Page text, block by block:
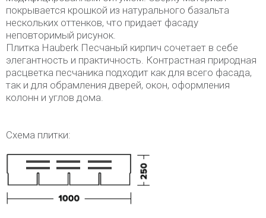
покрывается крошкой из натурального базальта
нескольких оттенков, что придает фасаду
неповторимый рисунок.
Плитка Hauberk Песчаный кирпич сочетает в себе
элегантность и практичность. Контрастная природная
расцветка песчаника подходит как для всего фасада,
так и для обрамления дверей, окон, оформления
колонн и углов дома.
Схема плитки: